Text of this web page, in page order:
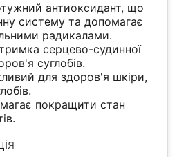
антиоксидант, що
систему та допомагає
радикалами.
серцево-судинної
суглобів.
для здоров'я шкіри,
покращити стан